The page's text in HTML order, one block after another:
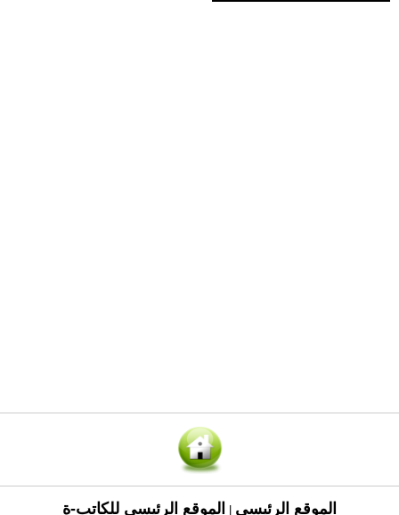
الموقع الرئيسي الموقع الرئيسي للكاتب-ة